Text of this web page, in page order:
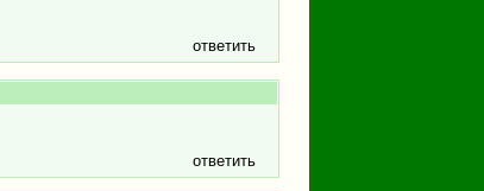
ответить
ответить